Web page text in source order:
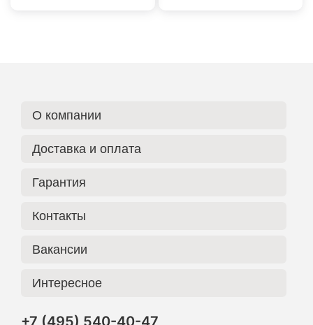
О компании
Доставка и оплата
Гарантия
Контакты
Вакансии
Интересное
+7 (495) 540-40-47